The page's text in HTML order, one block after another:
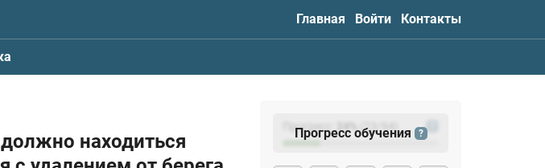
Главная Войти Контакты
находиться
Прогресс: (23
Прогресс обучения ?